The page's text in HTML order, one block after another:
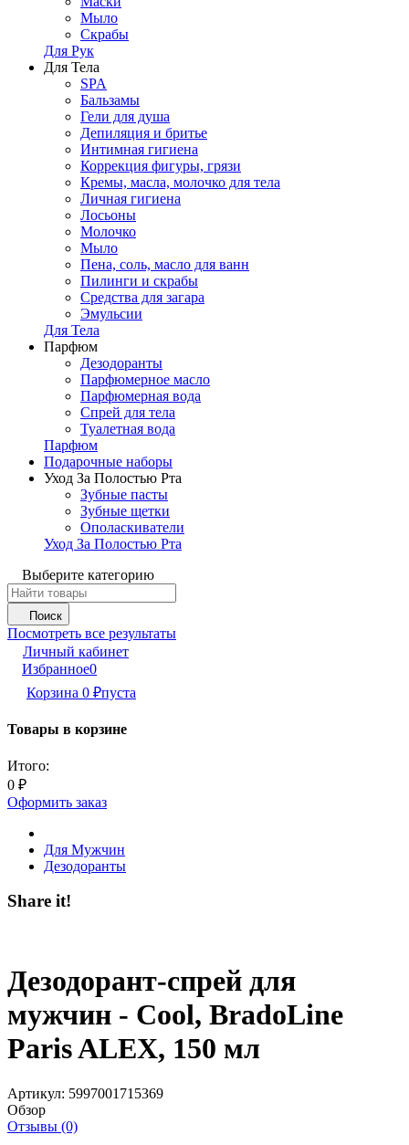
Мыло
Скрабы
Для Рук
Для Тела
SPA
Бальзамы
Гели для душа
Депиляция и бритье
Интимная гигиена
Коррекция фигуры, грязи
Кремы, масла, молочко для тела
Личная гигиена
Лосьоны
Молочко
Мыло
Пена, соль, масло для ванн
Пилинги и скрабы
Средства для загара
Эмульсии
Для Тела
Парфюм
Дезодоранты
Парфюмерное масло
Парфюмерная вода
Спрей для тела
Туалетная вода
Парфюм
Подарочные наборы
Уход За Полостью Рта
Зубные пасты
Зубные щетки
Ополаскиватели
Уход За Полостью Рта
Выберите категорию
Поиск
Посмотреть все результаты
Личный кабинет
Избранное0
Корзина 0 ₽пуста
Товары в корзине
Итого:
0 ₽
Оформить заказ
Для Мужчин
Дезодоранты
Share it!
Дезодорант-спрей для
мужчин - Cool, BradoLine
Paris ALEX, 150 мл
Артикул: 5997001715369
Обзор
Отзывы (0)